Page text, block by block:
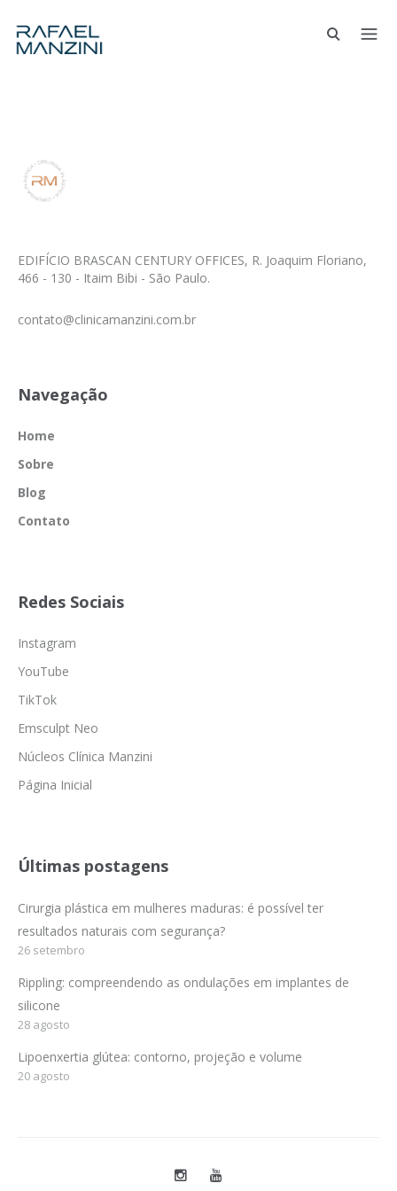
EDIFÍCIO BRASCAN CENTURY OFFICES, R. Joaquim Floriano,
466 - 130 - Itaim Bibi - São Paulo.
contato@clinicamanzini.com.br
Navegação
Home
Sobre
Blog
Contato
Redes Sociais
Instagram
YouTube
TikTok
Emsculpt Neo
Núcleos Clínica Manzini
Página Inicial
Últimas postagens
Cirurgia plástica em mulheres maduras: é possível ter
resultados naturais com segurança?
26 setembro
Rippling: compreendendo as ondulações em implantes de
silicone
28 agosto
Lipoenxertia glútea: contorno, projeção e volume
20 agosto